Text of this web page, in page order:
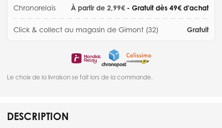
Chronorelais À partir de 2,99€ - Gratuit dès 49€ d'achat
Click & collect au magasin de Gimont (32) Gratuit
Le choix de la livraison se fait lors de la commande.
DESCRIPTION